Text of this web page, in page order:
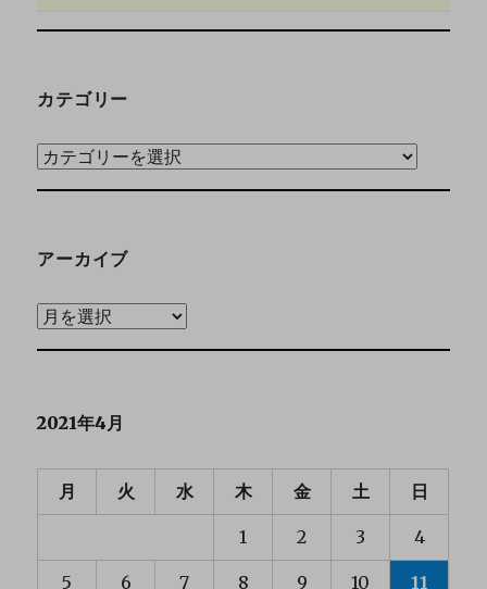
カテゴリー
アーカイブ
2021年4月
月 火 水 木 金 土 日
1 2 3 4
5 6 7 8 9 10 11